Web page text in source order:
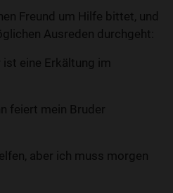
Freund um Hilfe bittet, und
Ausreden durchgeht:
ist eine Erkältung im
feiert mein Bruder
aber ich muss morgen